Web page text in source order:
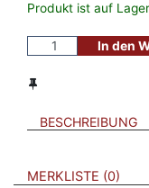
Produkt ist auf Lager
In den
BESCHREIBUNG
VERWEISE AUF
MERKLISTE 0